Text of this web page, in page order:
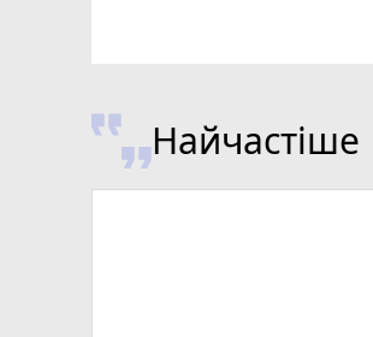
Найчастіше